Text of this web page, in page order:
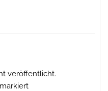
veröffentlicht.
markiert